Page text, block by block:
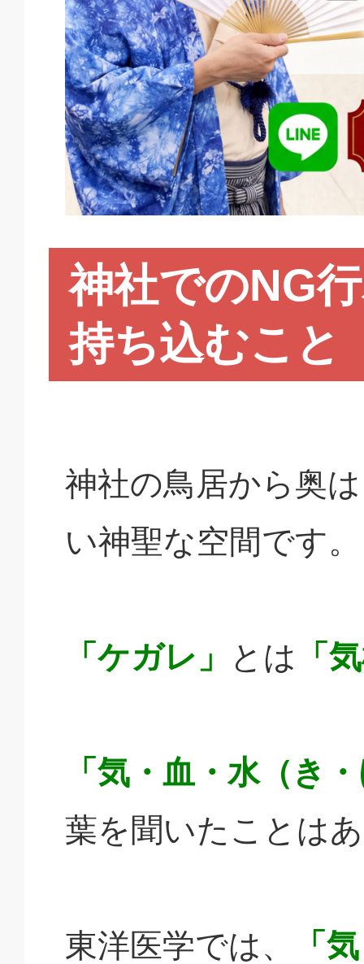
神社でのNG
持ち込むこと
神社の鳥居から奥
い神聖な空間です。
「ケガレ」 とは 「
「気・血・水（き
葉を聞いたことは
東洋医学では、
「